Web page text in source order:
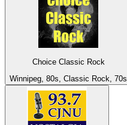
Choice Classic Rock
Winnipeg, 80s, Classic Rock, 70s